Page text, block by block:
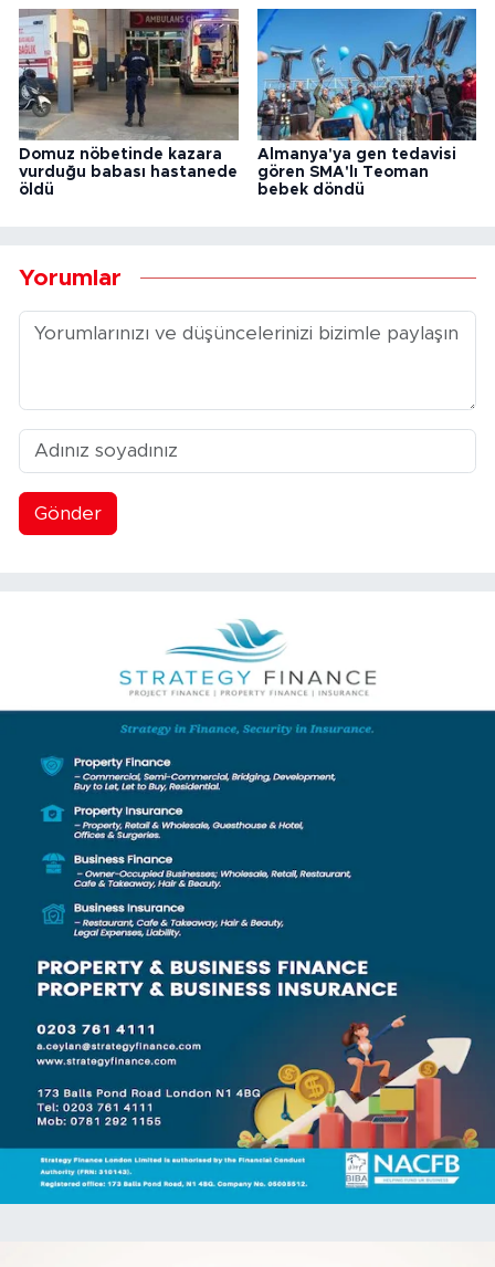
Domuz nöbetinde kazara
vurduğu babası hastanede
öldü
Almanya'ya gen tedavisi
gören SMA'lı Teoman
bebek döndü
Yorumlar
Gönder